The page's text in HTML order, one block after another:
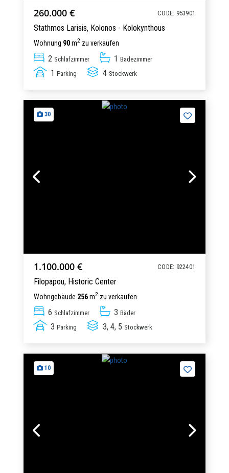
260.000 € CODE: 953901
Stathmos Larisis, Kolonos - Kolokynthous
Wohnung 90m2 zu verkaufen
2 Schlafzimmer 1 Badezimmer
1 Parking 4 Stockwerk
30
1.100.000 € CODE: 922401
Filopapou, Historic Center
Wohngebäude 256m2 zu verkaufen
6 Schlafzimmer 3 Bäder
3 Parking 3, 4, 5 Stockwerk
10